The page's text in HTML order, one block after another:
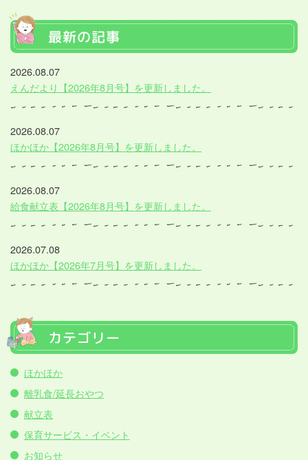
最新の記事
2026.08.07
えんだより【2026年8月号】を更新しました。
2026.08.07
ほかほか【2026年8月号】を更新しました。
2026.08.07
給食献立表【2026年8月号】を更新しました。
2026.07.08
ほかほか【2026年7月号】を更新しました。
カテゴリー
ほかほか
離乳食/延長おやつ
献立表
保育サービス・イベント
お知らせ